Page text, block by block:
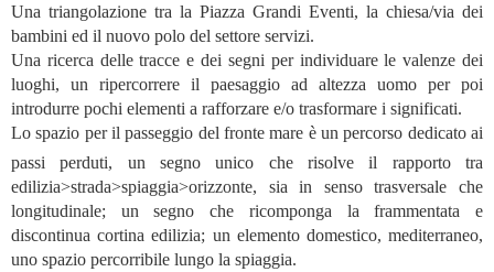
Una triangolazione tra la Piazza Grandi Eventi, la chiesa/via dei
bambini ed il nuovo polo del settore servizi.
Una ricerca delle tracce e dei segni per individuare le valenze dei
luoghi, un ripercorrere il paesaggio ad altezza uomo per poi
introdurre pochi elementi a rafforzare e/o trasformare i significati.
Lo spazio per il passeggio del fronte mare è un percorso dedicato ai
passi perduti, un segno unico che risolve il rapporto tra
edilizia>strada>spiaggia>orizzonte, sia in senso trasversale che
longitudinale; un segno che ricomponga la frammentata e
discontinua cortina edilizia; un elemento domestico, mediterraneo,
uno spazio percorribile lungo la spiaggia.